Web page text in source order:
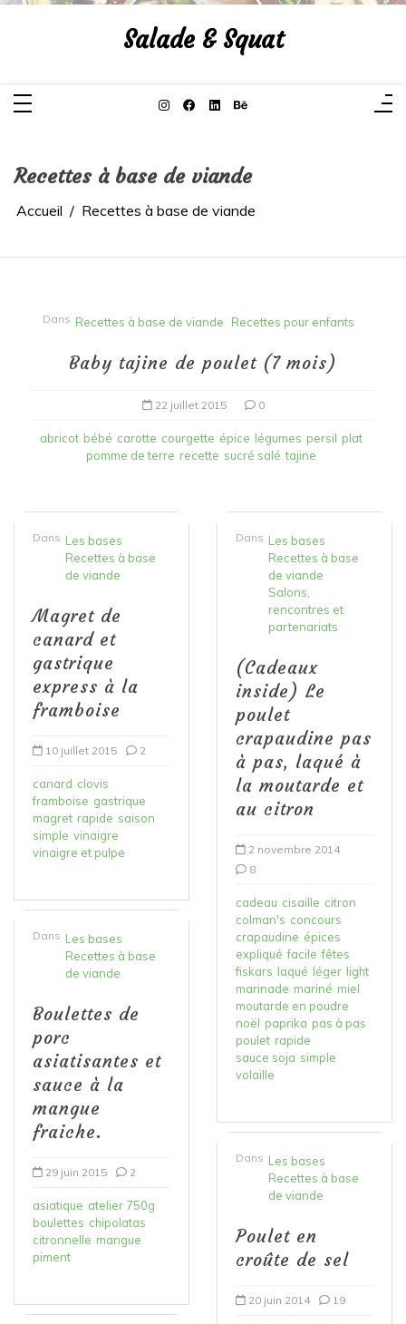
Aller
Salade & Squat
Recettes à base de viande
Accueil Recettes à base de viande
Dans Recettes à base de viande Recettes pour enfants
Baby tajine de poulet (7 mois)
22 juillet 2015 0
abricot bébé carotte courgette épice légumes persil plat
pomme de terre recette sucré salé tajine
Dans Les bases
Recettes à base
de viande
Magret de
canard et
gastrique
express à la
framboise
10 juillet 2015 2
canard clovis
framboise gastrique
magret rapide saison
simple vinaigre
vinaigre et pulpe
Dans Les bases
Recettes à base
de viande
Boulettes de
porc
asiatisantes et
sauce à la
mangue
fraiche.
29 juin 2015 2
asiatique atelier 750g
boulettes chipolatas
citronnelle mangue
piment
Dans Les bases
Recettes à base
de viande
Salons,
rencontres et
partenariats
(Cadeaux
inside) Le
poulet
crapaudine pas
à pas, laqué à
la moutarde et
au citron
2 novembre 2014
8
cadeau cisaille citron
colman's concours
crapaudine épices
expliqué facile fêtes
fiskars laqué léger light
marinade mariné miel
moutarde en poudre
noël paprika pas à pas
poulet rapide
sauce soja simple
volaille
Dans Les bases
Recettes à base
de viande
Poulet en
croûte de sel
20 juin 2014 19